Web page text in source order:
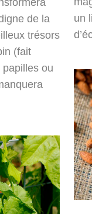
de la
trésors
(fait
ou
un